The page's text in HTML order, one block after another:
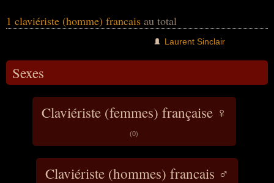
1 claviériste (homme) francais au total
Laurent Sinclair
Sexes
Claviériste (femmes) française ♀
(0)
Claviériste (hommes) francais ♂